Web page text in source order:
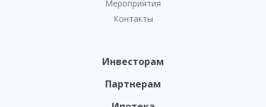
Мероприятия
Контакты
Инвесторам
Партнерам